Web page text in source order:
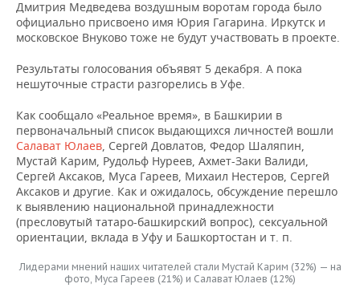
Дмитрия Медведева воздушным воротам города было
официально присвоено имя Юрия Гагарина. Иркутск и
московское Внуково тоже не будут участвовать в проекте.
Результаты голосования объявят 5 декабря. А пока
нешуточные страсти разгорелись в Уфе.
Как сообщало «Реальное время», в Башкирии в
первоначальный список выдающихся личностей вошли
Салават Юлаев, Сергей Довлатов, Федор Шаляпин,
Мустай Карим, Рудольф Нуреев, Ахмет-Заки Валиди,
Сергей Аксаков, Муса Гареев, Михаил Нестеров, Сергей
Аксаков и другие. Как и ожидалось, обсуждение перешло
к выявлению национальной принадлежности
(пресловутый татаро-башкирский вопрос), сексуальной
ориентации, вклада в Уфу и Башкортостан и т. п.
Лидерами мнений наших читателей стали Мустай Карим (32%) — на
фото, Муса Гареев (21%) и Салават Юлаев (12%)